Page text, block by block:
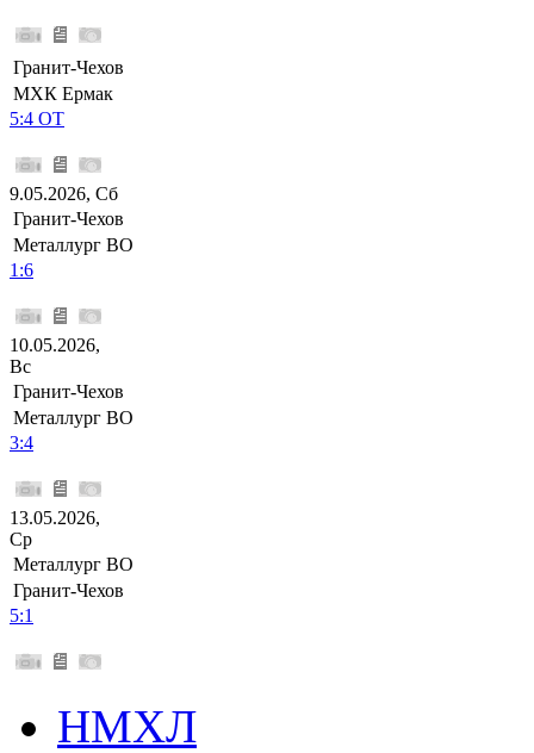
Гранит-Чехов
МХК Ермак
5:4 ОТ
9.05.2026, Сб
Гранит-Чехов
Металлург ВО
1:6
10.05.2026,
Вс
Гранит-Чехов
Металлург ВО
3:4
13.05.2026,
Ср
Металлург ВО
Гранит-Чехов
5:1
НМХЛ